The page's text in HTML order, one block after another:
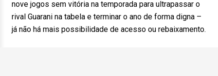
nove jogos sem vitória na temporada para ultrapassar o
rival Guarani na tabela e terminar o ano de forma digna –
já não há mais possibilidade de acesso ou rebaixamento.